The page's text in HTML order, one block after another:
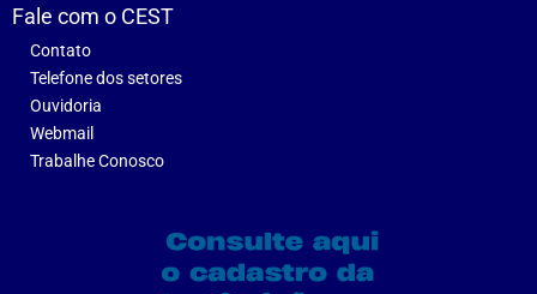
Fale com o CEST
Contato
Telefone dos setores
Ouvidoria
Webmail
Trabalhe Conosco